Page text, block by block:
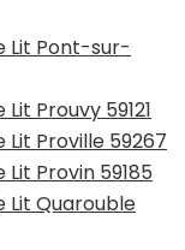
Lit Pont-sur-
Prouvy 59121
Proville 59267
Provin 59185
Lit Quarouble